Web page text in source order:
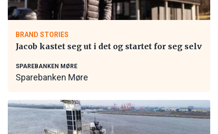
BRAND STORIES
Jacob kastet seg ut i det og startet for seg selv
SPAREBANKEN MØRE
Sparebanken Møre